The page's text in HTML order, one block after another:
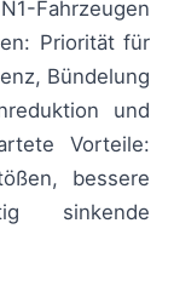
Fahrzeugen
Priorität für
Bündelung
und
Vorteile:
bessere
sinkende